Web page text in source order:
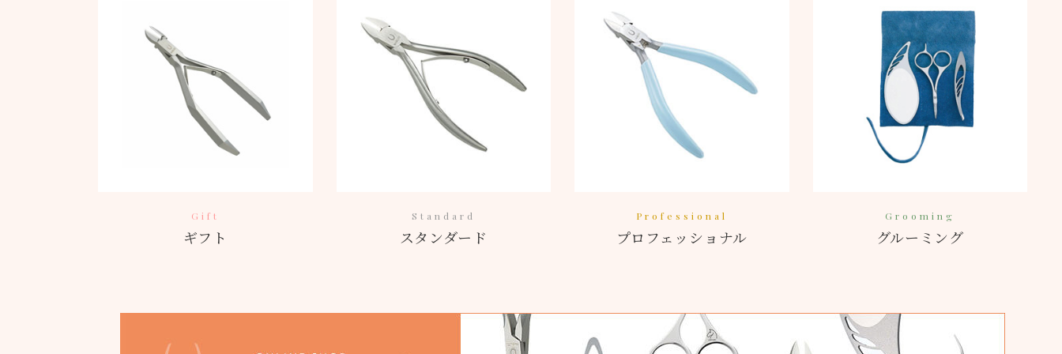
Gift
ギフト
Standard
スタンダード
Professional
プロフェッショナル
Grooming
グルーミング